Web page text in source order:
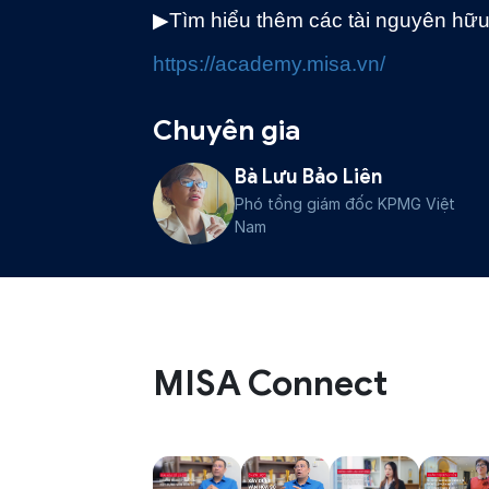
▶Tìm hiểu thêm các tài nguyên
https://academy.misa.vn/
Chuyên gia
Bà Lưu Bảo Liên
Phó tổng giám đốc KPMG Việt
Nam
MISA Connect